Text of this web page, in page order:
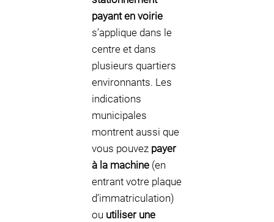
payant en voirie
s’applique dans le
centre et dans
plusieurs quartiers
environnants. Les
indications
municipales
montrent aussi que
vous pouvez payer
à la machine (en
entrant votre plaque
d’immatriculation)
ou utiliser une